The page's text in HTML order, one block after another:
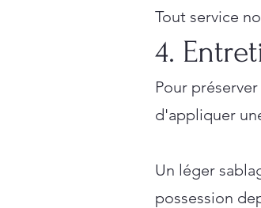
Tout service
4.
Pour
d'appliquer
Un léger
possession